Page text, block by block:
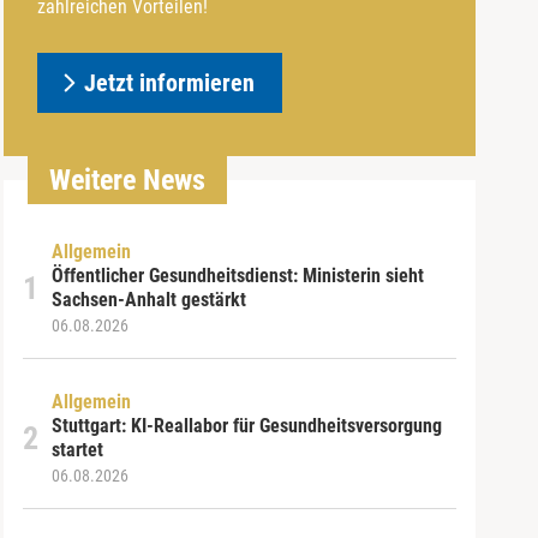
zahlreichen Vorteilen!
Jetzt informieren
Weitere News
Allgemein
Öffentlicher Gesundheitsdienst: Ministerin sieht
Sachsen-Anhalt gestärkt
06.08.2026
Allgemein
Stuttgart: KI-Reallabor für Gesundheitsversorgung
startet
06.08.2026